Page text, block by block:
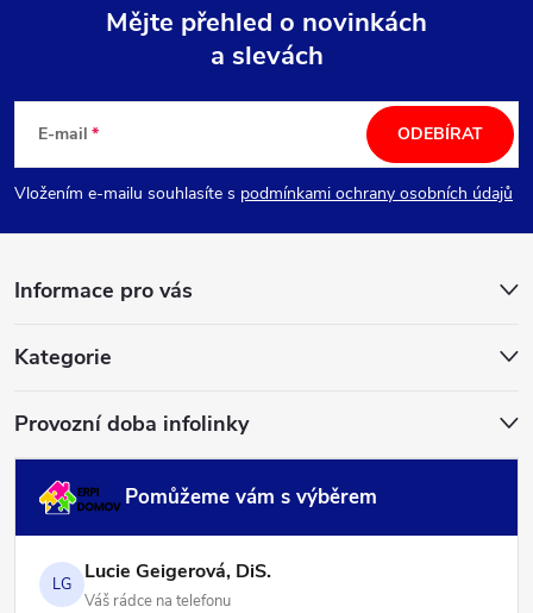
p
a
Mějte přehled o novinkách
a slevách
E-mail
Vložením e-mailu souhlasíte s podmínkami ochrany osobních údajů
ODEBÍRAT
Informace pro vás
Kategorie
Provozní doba infolinky
Pomůžeme vám s výběrem
LG Lucie Geigerová, DiS.
Váš rádce na telefonu